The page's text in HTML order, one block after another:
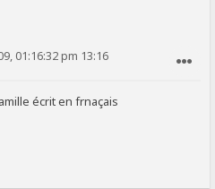
01:16:32 pm 13:16
écrit en frnaçais